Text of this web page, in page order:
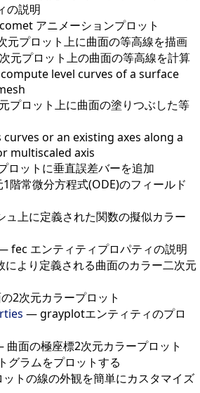
の説明
アニメーションプロット
元プロット上に曲面の等高線を描画
元プロット上の曲面の等高線を計算
compute level curves of a surface
プロット上に曲面の塗りつぶした等
curves or an existing axes along a
multiscaled axis
ロットに垂直誤差バーを追加
1階常微分方程式(ODE)のフィールド
ュ上に定義された関数の擬似カラー
fec エンティティプロパティの説明
により定義される曲面のカラー二次元
2次元カラープロット
—grayplotエンティティのプロ
曲面の極座標2次元カラープロット
グラムをプロットする
ットの線の外観を簡単にカスタマイズ